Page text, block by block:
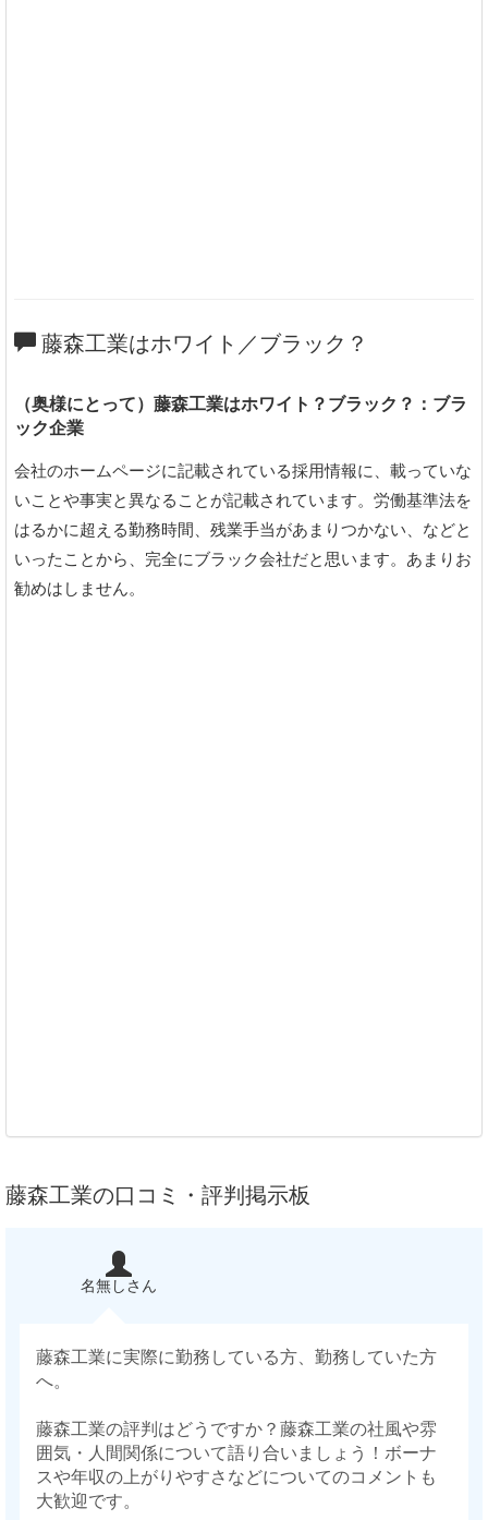
藤森工業はホワイト／ブラック？
（奥様にとって）藤森工業はホワイト？ブラック？：ブラ
ック企業
会社のホームページに記載されている採用情報に、載っていな
いことや事実と異なることが記載されています。労働基準法を
はるかに超える勤務時間、残業手当があまりつかない、などと
いったことから、完全にブラック会社だと思います。あまりお
勧めはしません。
藤森工業の口コミ・評判掲示板
名無しさん
藤森工業に実際に勤務している方、勤務していた方
へ。
藤森工業の評判はどうですか？藤森工業の社風や雰
囲気・人間関係について語り合いましょう！ボーナ
スや年収の上がりやすさなどについてのコメントも
大歓迎です。